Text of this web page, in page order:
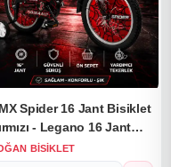
Spider 16 Jant Bisiklet
- Legano 16 Jant
Spider Lüx Bisiklet
BISIKLET